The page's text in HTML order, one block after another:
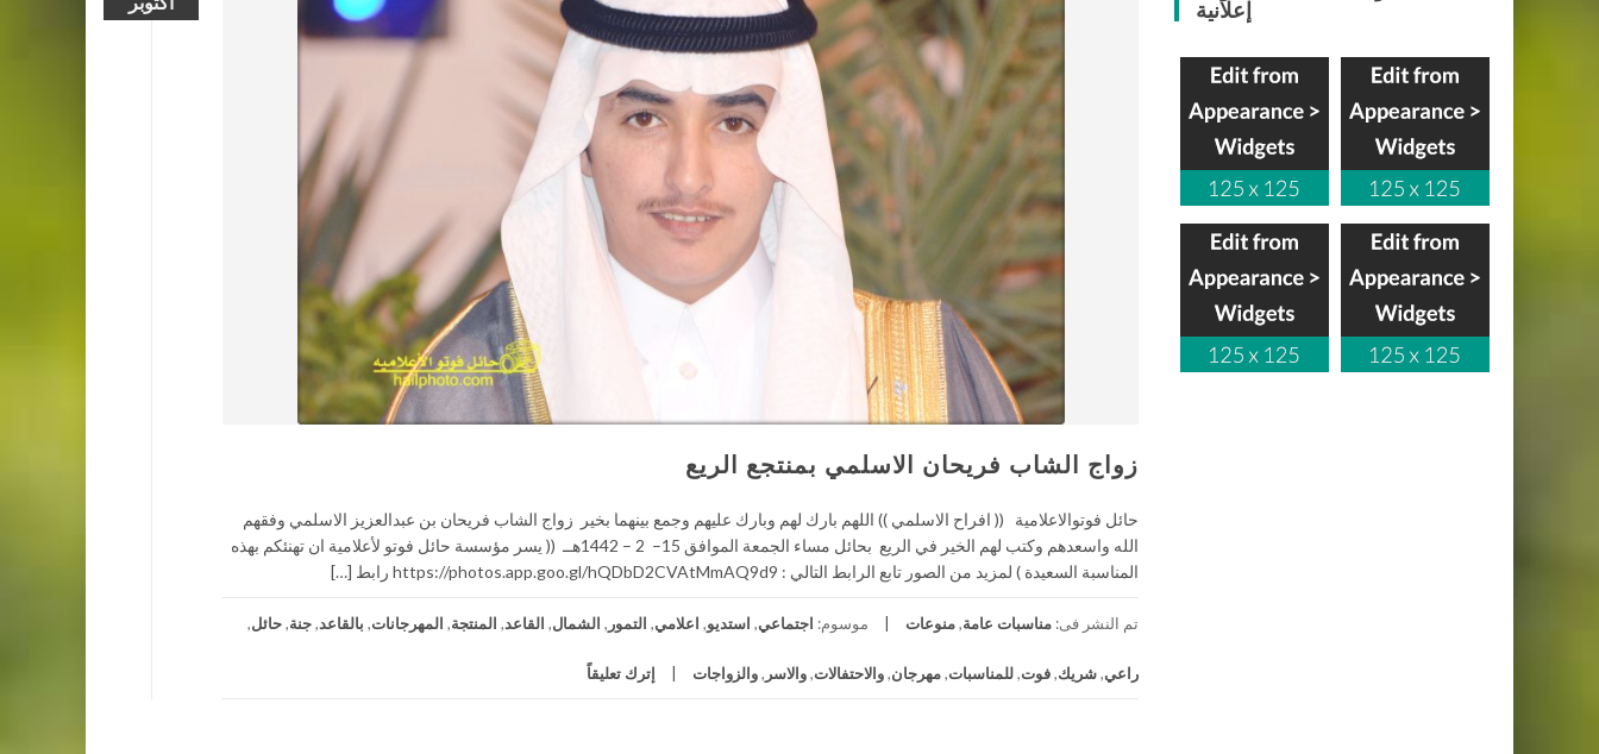
زواج الشاب فريحان الاسلمي بمنتجع الريع
حائل فوتوالاعلامية (( افراح الاسلمي )) اللهم بارك لهم وبارك عليهم وجمع بينهما بخير زواج الشاب فريحان بن عبدالعزيز الاسلمي وفقهم
الله واسعدهم وكتب لهم الخير في الريع بحائل مساء الجمعة الموافق 15– 2 – 1442هــ (( يسر مؤسسة حائل فوتو لأعلامية ان تهنئكم بهذه
المناسبة السعيدة ) لمزيد من الصور تابع الرابط التالي : https://photos.app.goo.gl/hQDbD2CVAtMmAQ9d9 رابط […]
تم النشر فى: مناسبات عامة,منوعات موسوم: اجتماعي, استديو, اعلامي, التمور , الشمال, القاعد, المنتجة, المهرجانات, بالقاعد,جنة,حائل,
راعي,شريك,فوت,للمناسبات,مهرجان,والاحتفالات,والاسر ,والزواجات إترك تعليقاً
إعلانية